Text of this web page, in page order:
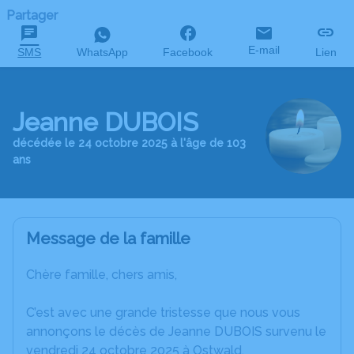
Partager
SMS WhatsApp Facebook E-mail Lien
Jeanne DUBOIS
décédée le 24 octobre 2025 à l'âge de 103
ans
Message de la famille
Chère famille, chers amis,
C’est avec une grande tristesse que nous vous
annonçons le décès de Jeanne DUBOIS survenu le
vendredi 24 octobre 2025 à Ostwald.